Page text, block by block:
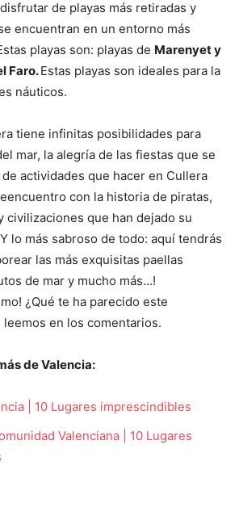
de playas más retiradas y
encuentran en un entorno más
playas son: playas de Marenyet y
Faro.Estas playas son ideales para la
náuticos.
tiene infinitas posibilidades para
mar, la alegría de las fiestas que se
actividades que hacer en Cullera
con la historia de piratas,
civilizaciones que han dejado su
lo más sabroso de todo: aquí tendrás
las más exquisitas paellas
de mar y mucho más…!
¿Qué te ha parecido este
en los comentarios.
de Valencia:
| 10 Lugares imprescindibles
Valenciana | 10 Lugares